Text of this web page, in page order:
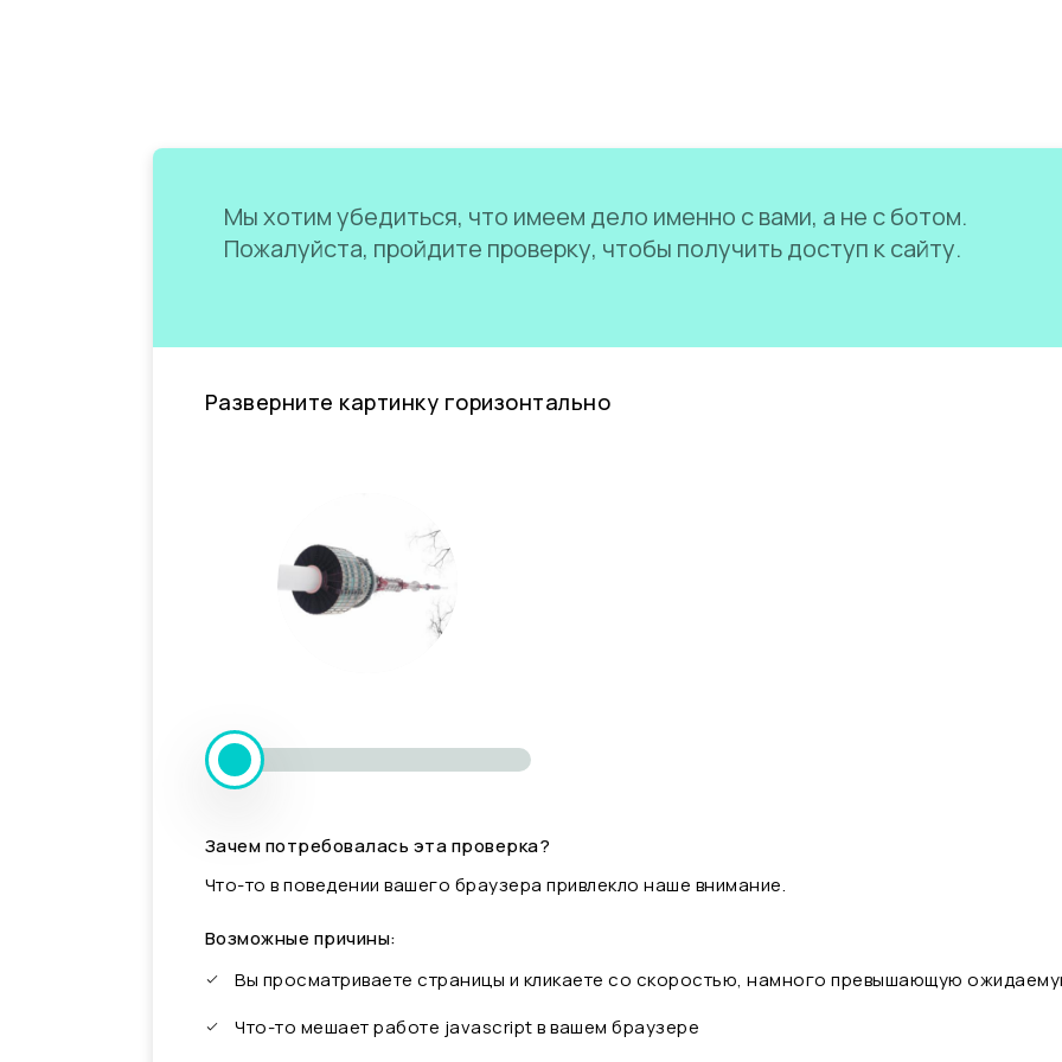
Мы хотим убедиться, что имеем дело именно с вами, а не с ботом.
Пожалуйста, пройдите проверку, чтобы получить доступ к сайту.
Разверните картинку горизонтально
Зачем потребовалась эта проверка?
Что-то в поведении вашего браузера привлекло наше внимание.
Возможные причины:
Вы просматриваете страницы и кликаете со скоростью, намного превышающую
Что-то мешает работе javascript в вашем браузере